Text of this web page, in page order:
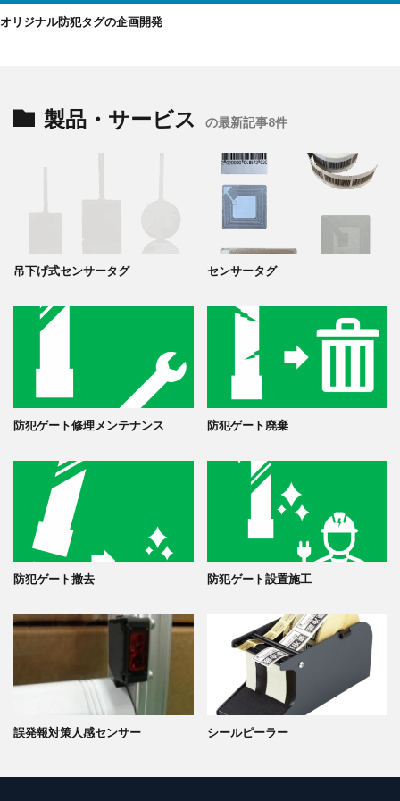
オリジナル防犯タグの企画開発
製品・サービス の最新記事8件
吊下げ式センサータグ センサータグ
防犯ゲート修理メンテナンス 防犯ゲート廃棄
防犯ゲート撤去 防犯ゲート設置施工
誤発報対策人感センサー シールピーラー